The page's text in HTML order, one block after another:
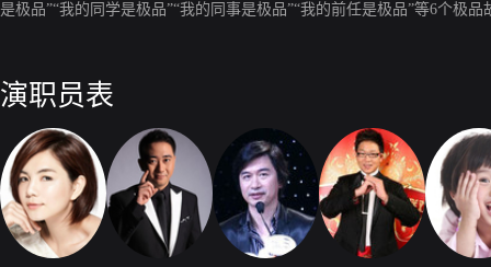
是极品”“我的同学是极品”“我的同事是极品”“我的前任是极品”等6个极
演职员表